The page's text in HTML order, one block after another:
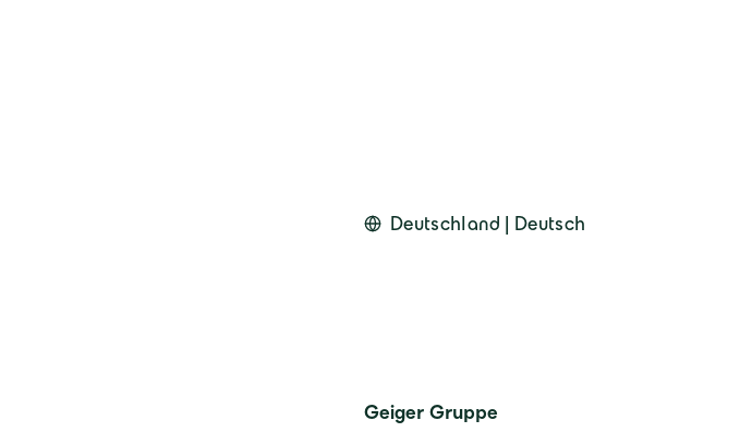
Deutschland | Deutsch
Geiger Gruppe